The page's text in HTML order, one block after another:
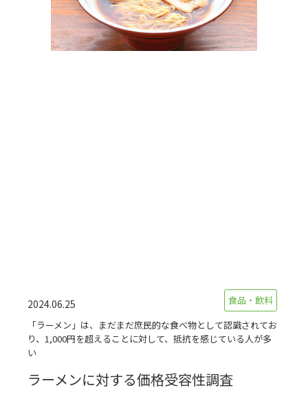
2024.06.25
食品・飲料
「ラーメン」は、まだまだ庶民的な食べ物として認識されてお
り、1,000円を超えることに対して、抵抗を感じている人が多
い
ラーメンに対する価格受容性調査